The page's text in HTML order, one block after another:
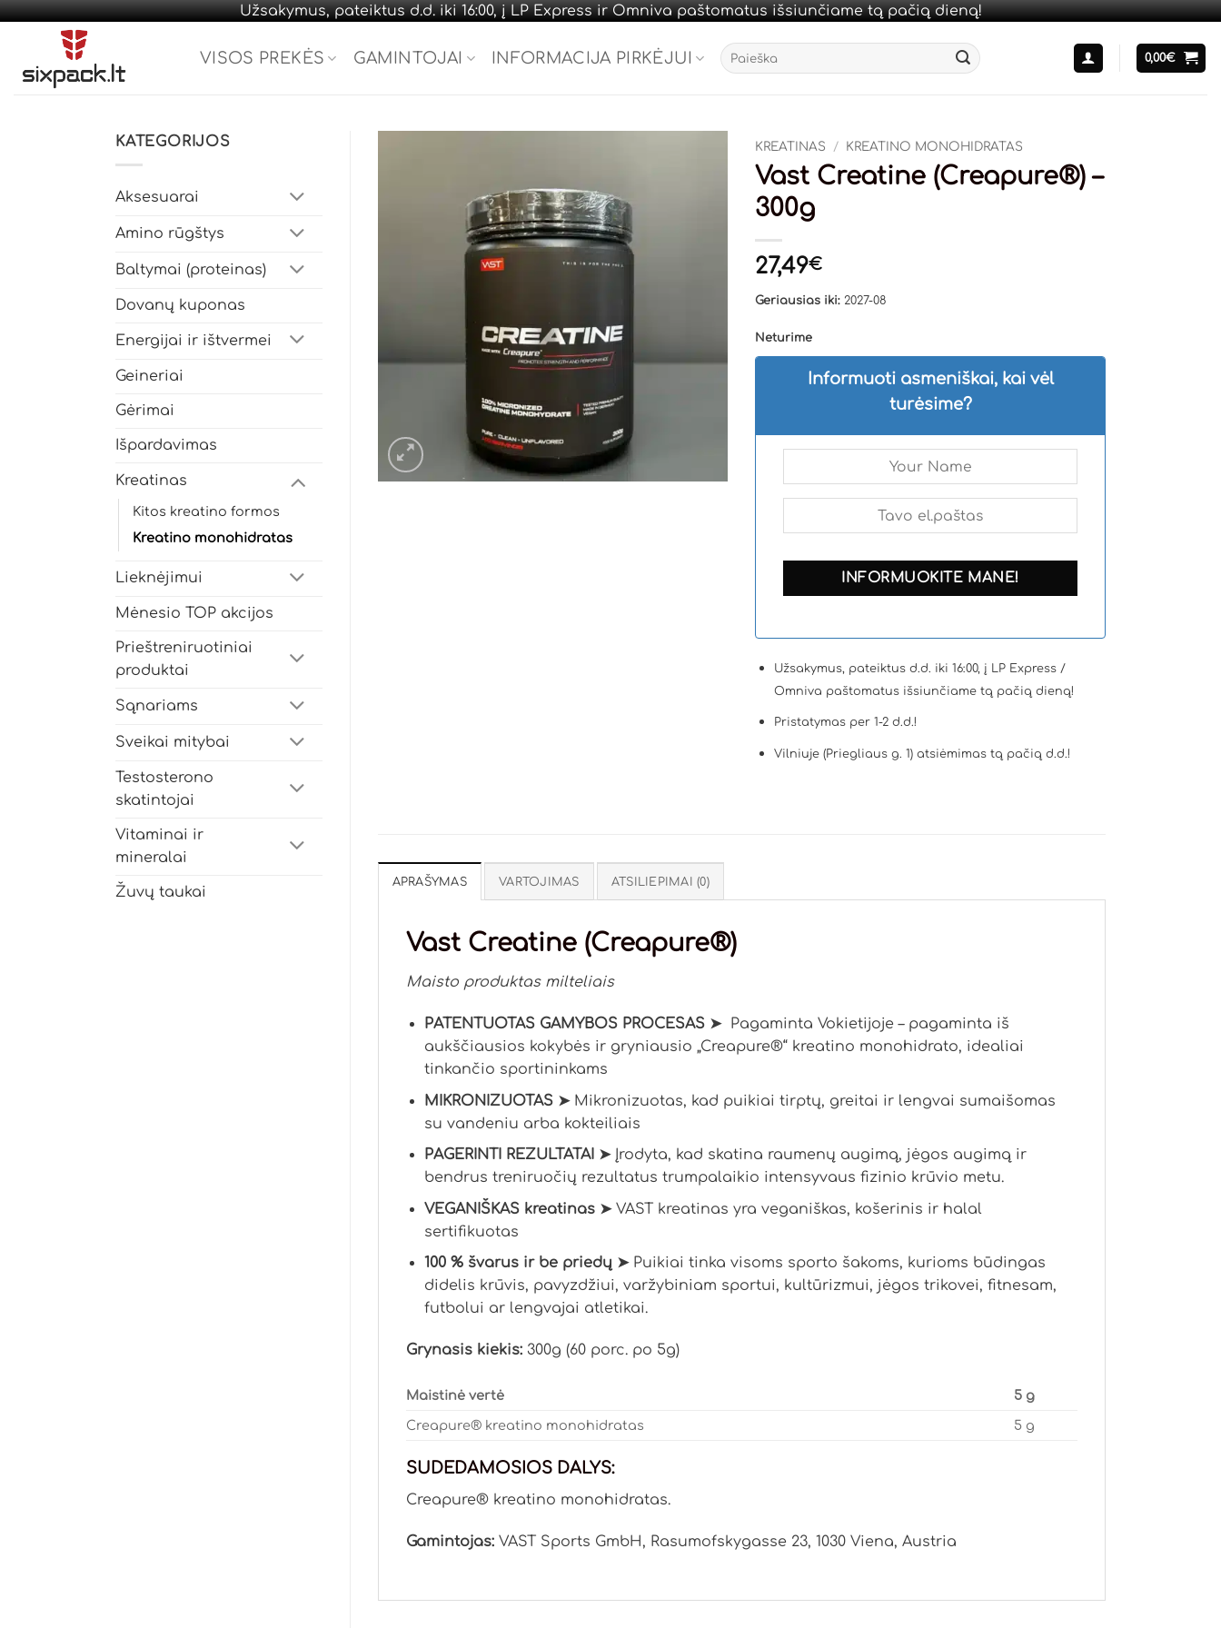
Užsakymus, pateiktus d.d. iki 16:00, į LP Express ir Omniva paštomatus išsiunčiame tą pačią dieną!
content
VISOS PREKĖS GAMINTOJAI INFORMACIJA PIRKĖJUI Ieškoti:
0,00€
KATEGORIJOS
Aksesuarai
Amino rūgštys
Baltymai (proteinas)
Dovanų kuponas
Energijai ir ištvermei
Geineriai
Gėrimai
Išpardavimas
Kreatinas
Kitos kreatino formos
Kreatino monohidratas
Lieknėjimui
Mėnesio TOP akcijos
Prieštreniruotiniai
produktai
Sąnariams
Sveikai mitybai
Testosterono
skatintojai
Vitaminai ir
mineralai
Žuvų taukai
KREATINAS / KREATINO MONOHIDRATAS
Vast Creatine (Creapure®) –
300g
27,49€
Geriausias iki: 2027-08
Neturime
Informuoti asmeniškai, kai vėl
turėsime?
Užsakymus, pateiktus d.d. iki 16:00, į LP Express /
Omniva paštomatus išsiunčiame tą pačią dieną!
Pristatymas per 1-2 d.d.!
Vilniuje (Priegliaus g. 1) atsiėmimas tą pačią d.d.!
APRAŠYMAS VARTOJIMAS ATSILIEPIMAI (0)
Vast Creatine (Creapure®)
Maisto produktas milteliais
PATENTUOTAS GAMYBOS PROCESAS ➤Pagaminta Vokietijoje – pagaminta iš
aukščiausios kokybės ir gryniausio „Creapure®“ kreatino monohidrato, idealiai
tinkančio sportininkams
MIKRONIZUOTAS ➤Mikronizuotas, kad puikiai tirptų, greitai ir lengvai sumaišomas
su vandeniu arba kokteiliais
PAGERINTI REZULTATAI ➤Įrodyta, kad skatina raumenų augimą, jėgos augimą ir
bendrus treniruočių rezultatus trumpalaikio intensyvaus fizinio krūvio metu.
VEGANIŠKAS kreatinas ➤VAST kreatinas yra veganiškas, košerinis ir halal
sertifikuotas
100 % švarus ir be priedų ➤Puikiai tinka visoms sporto šakoms, kurioms būdingas
didelis krūvis, pavyzdžiui, varžybiniam sportui, kultūrizmui, jėgos trikovei, fitnesam,
futbolui ar lengvajai atletikai.
Grynasis kiekis:300g (60 porc. po 5g)
Maistinė vertė 5 g
Creapure® kreatino monohidratas 5 g
SUDEDAMOSIOS DALYS:
Creapure® kreatino monohidratas.
Gamintojas:VAST Sports GmbH, Rasumofskygasse 23, 1030 Viena, Austria